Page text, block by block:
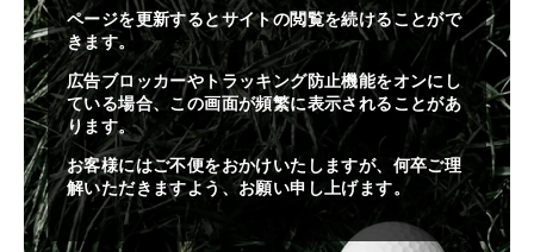
ページを更新するとサイトの閲覧を続けることがで
きます。
広告ブロッカーやトラッキング防止機能をオンにし
ている場合、この画面が頻繁に表示されることがあ
ります。
お客様にはご不便をおかけいたしますが、何卒ご理
解いただきますよう、お願い申し上げます。